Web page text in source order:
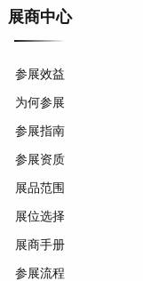
展商中心
参展效益
为何参展
参展指南
参展资质
展品范围
展位选择
展商手册
参展流程